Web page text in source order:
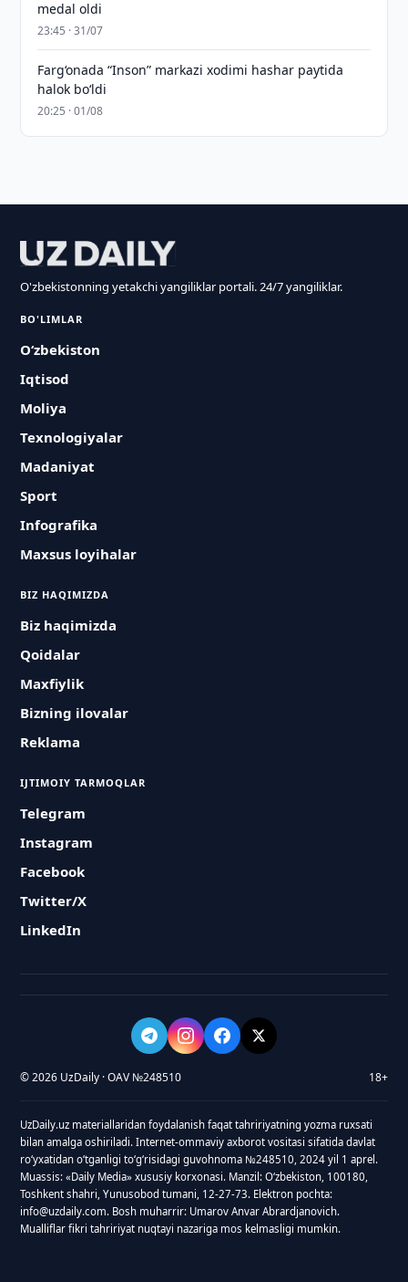
medal oldi
23:45 · 31/07
Farg‘onada “Inson” markazi xodimi hashar paytida
halok bo‘ldi
20:25 · 01/08
O'zbekistonning yetakchi yangiliklar portali. 24/7 yangiliklar.
BO'LIMLAR
O‘zbekiston
Iqtisod
Moliya
Texnologiyalar
Madaniyat
Sport
Infografika
Maxsus loyihalar
BIZ HAQIMIZDA
Biz haqimizda
Qoidalar
Maxfiylik
Bizning ilovalar
Reklama
IJTIMOIY TARMOQLAR
Telegram
Instagram
Facebook
Twitter/X
LinkedIn
© 2026 UzDaily · OAV №248510 18+
UzDaily.uz materiallaridan foydalanish faqat tahririyatning yozma ruxsati
bilan amalga oshiriladi. Internet-ommaviy axborot vositasi sifatida davlat
roʻyxatidan oʻtganligi toʻgʻrisidagi guvohnoma №248510, 2024 yil 1 aprel.
Muassis: «Daily Media» xususiy korxonasi. Manzil: Oʻzbekiston, 100180,
Toshkent shahri, Yunusobod tumani, 12-27-73. Elektron pochta:
info@uzdaily.com. Bosh muharrir: Umarov Anvar Abrardjanovich.
Mualliflar fikri tahririyat nuqtayi nazariga mos kelmasligi mumkin.